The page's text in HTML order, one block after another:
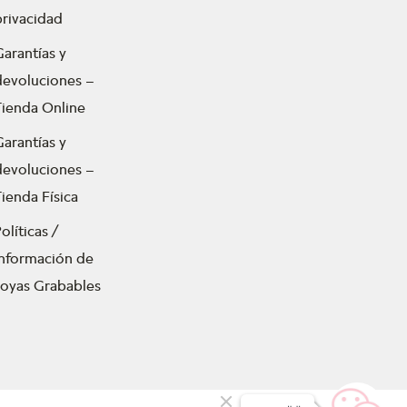
y
–
Online
y
–
Física
/
de
Grabables